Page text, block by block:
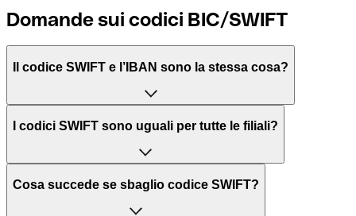
Domande sui codici BIC/SWIFT
Il codice SWIFT e l’IBAN sono la stessa cosa?
L'acronimo SWIFT sta per “Society for Worldwide
per l’elaborazione dei pagamenti tra diversi Paesi.
Il BIC, invece, sta per “Bank Identifier Code” ed è una
I codici SWIFT sono uguali per tutte le filiali?
Dipende dalle banche. In alcuni casi le banche utilizzano
Cosa succede se sbaglio codice SWIFT?